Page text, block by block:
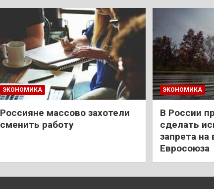
ЭКОНОМИКА
Россияне массово захотели
сменить работу
ЭКОНОМИКА
В России
сделать
запрета на
Евросоюза